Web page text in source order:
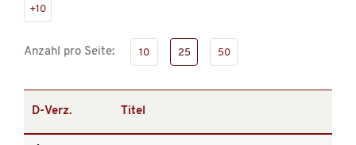
+10
Anzahl pro Seite: 10 25 50
D-Verz. Titel